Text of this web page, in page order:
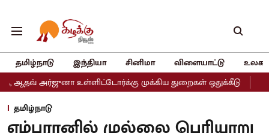
தமிழ்நாடு இந்தியா சினிமா விளையாட்டு
உள்ளிட்டோர்க்கு முக்கிய துறைகள் ஒதுக்கீடு
அதிமுகவின்
தமிழ்நாடு